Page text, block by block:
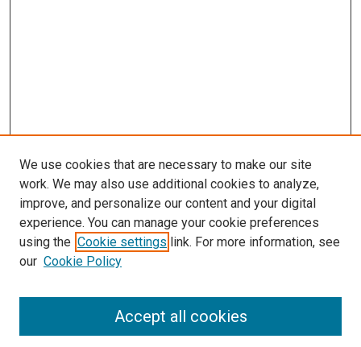
Journal Home
Policies
We use cookies that are necessary to make our site
work. We may also use additional cookies to analyze,
improve, and personalize our content and your digital
experience. You can manage your cookie preferences
using the Cookie settings link. For more information, see
our Cookie Policy
Accept all cookies